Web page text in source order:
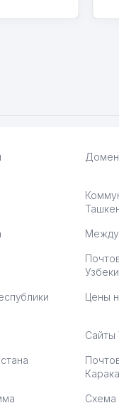
Цены
Сайты
Схема